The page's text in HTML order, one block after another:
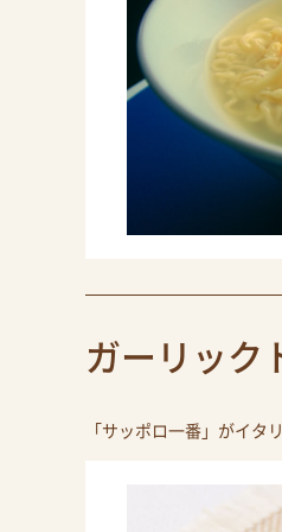
ガーリック
「サッポロ一番」がイタ